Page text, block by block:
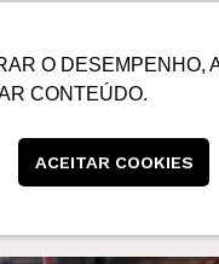
O
CONTEÚDO.
ACEITAR COOKIES
CONTATO